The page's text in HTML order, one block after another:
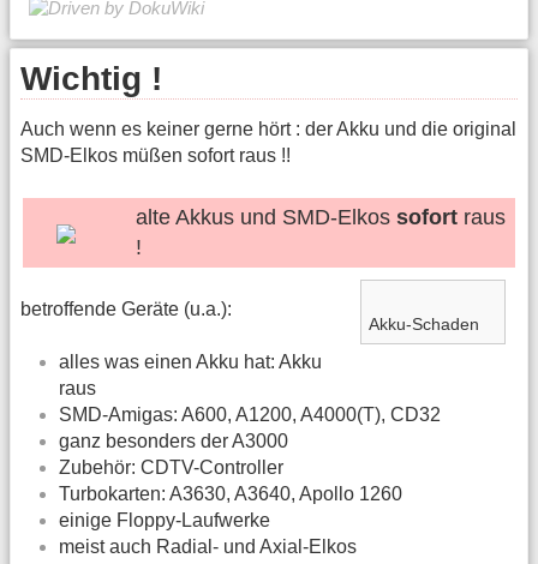
Wichtig !
Auch wenn es keiner gerne hört : der Akku und die original
SMD-Elkos müßen sofort raus !!
alte Akkus und SMD-Elkos sofort raus
!
Akku-Schaden
betroffende Geräte (u.a.):
alles was einen Akku hat: Akku
raus
SMD-Amigas: A600, A1200, A4000(T), CD32
ganz besonders der A3000
Zubehör: CDTV-Controller
Turbokarten: A3630, A3640, Apollo 1260
einige Floppy-Laufwerke
meist auch Radial- und Axial-Elkos